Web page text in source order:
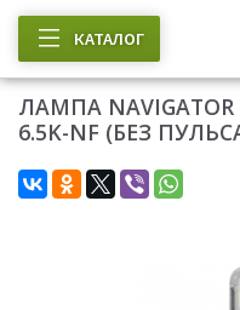
КАТАЛОГ
ЛАМПА NAVIGATOR
6.5K-NF (БЕЗ